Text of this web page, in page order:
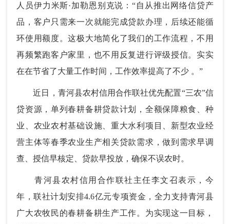
人员伊力米斯·加勒恩别克说：“自从推出网络信贷产
品，客户只需来一次就能完成贷款办理，后续还能循
环使用额度。这极大地简化了我们的工作流程，不用
再频繁跑客户家里，也不用反复进行评级授信。实实
在在节省了大量工作时间，工作效率提高了不少 。”
近日，青河县农村信用合作联社优先配置“三农”信
贷资源，单列春耕备耕贷款计划，全额保障粮食、种
业、农业农村基础设施、重大水利项目、新型农业经
营主体等春季农业生产相关贷款需求，做到需求早调
查、授信早核定、贷款早投放，确保不误农时。
青河县农村信用合作联社主任李文召表示，今
年，联社计划安排4.6亿元专项资金，全力支持青河县
广大农牧民的春耕备耕生产工作。为实现这一目标，